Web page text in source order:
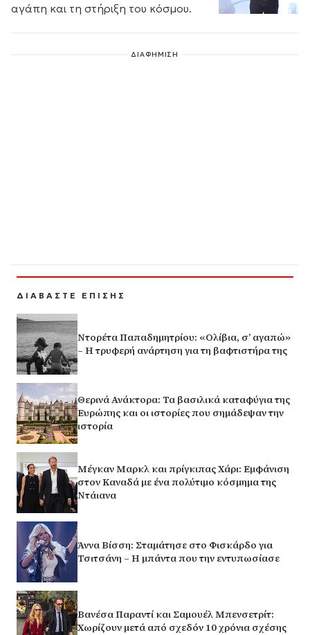
αγάπη και τη στήριξη του κόσμου.
ΔΙΑΦΗΜΙΣΗ
ΔΙΑΒΑΣΤΕ ΕΠΙΣΗΣ
Ντορέτα Παπαδημητρίου: «Ολίβια, σ’ αγαπώ»
– Η τρυφερή ανάρτηση για τη βαφτιστήρα της
Θερινά Ανάκτορα: Τα βασιλικά καταφύγια της
Ευρώπης και οι ιστορίες που σημάδεψαν την
ιστορία
Μέγκαν Μαρκλ και πρίγκιπας Χάρι: Εμφάνιση
στον Καναδά με ένα πολύτιμο κόσμημα της
Ντάιανα
Άννα Βίσση: Σταμάτησε στο Φισκάρδο για
Τσιτσάνη – Η μπάντα που την εντυπωσίασε
Βανέσα Παραντί και Σαμουέλ Μπενσετρίτ:
Χωρίζουν μετά από σχεδόν 10 χρόνια σχέσης